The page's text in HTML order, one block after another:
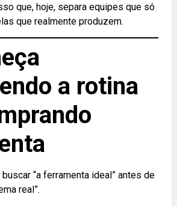
que, hoje, separa equipes que só
que realmente produzem.
a rotina
“a ferramenta ideal” antes de
real”.